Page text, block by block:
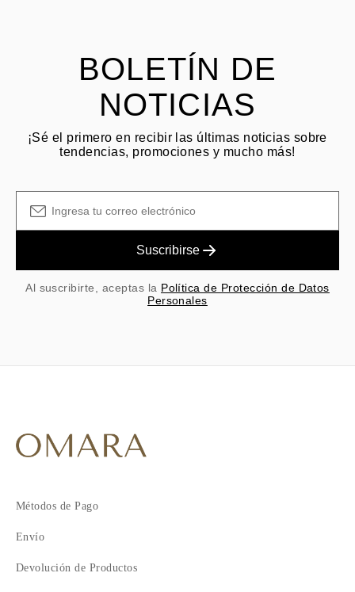
BOLETÍN DE
NOTICIAS
¡Sé el primero en recibir las últimas noticias sobre
tendencias, promociones y mucho más!
Suscribirse
Al suscribirte, aceptas la Política de Protección de Datos
Personales
Métodos de Pago
Envío
Devolución de Productos